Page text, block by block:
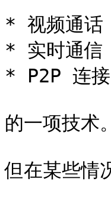
* 视频通话
* 实时通信
* P2P 连接
的一项技术。
但在某些情